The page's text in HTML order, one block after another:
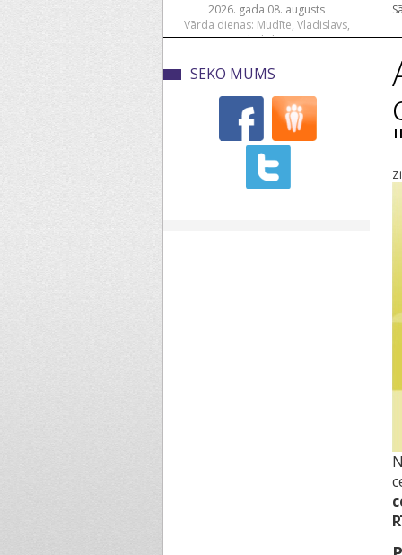
2026. gada 08. augusts
Vārda dienas: Mudīte, Vladislavs,
Vladislava
SEKO MUMS